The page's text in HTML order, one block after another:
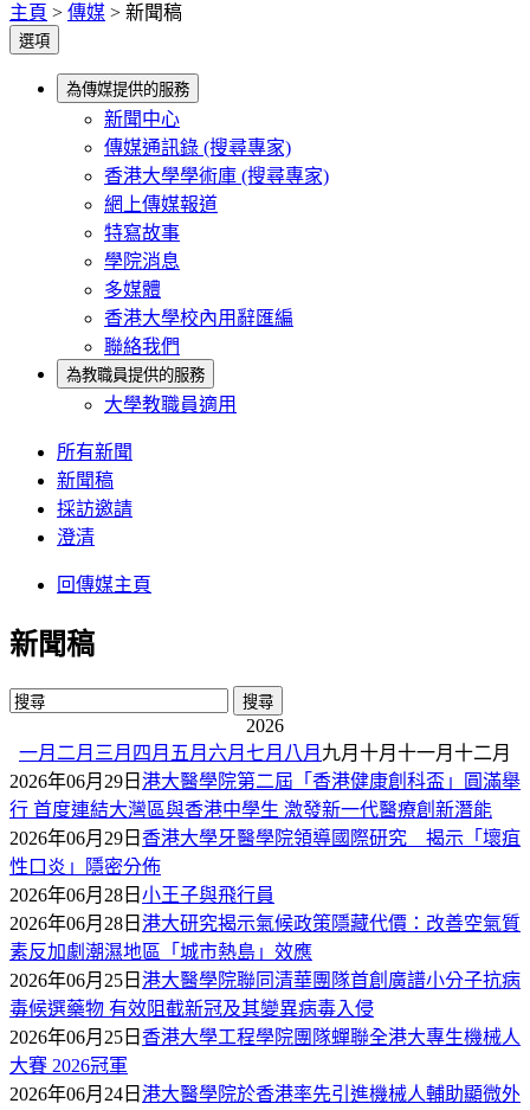
主頁 > 傳媒 > 新聞稿
選項
為傳媒提供的服務
新聞中心
傳媒通訊錄 (搜尋專家)
香港大學學術庫 (搜尋專家)
網上傳媒報道
特寫故事
學院消息
多媒體
香港大學校內用辭匯編
聯絡我們
為教職員提供的服務
大學教職員適用
所有新聞
新聞稿
採訪邀請
澄清
回傳媒主頁
新聞稿
2026
一月 二月 三月 四月 五月 六月 七月 八月 九月 十月 十一月 十二月
2026年06月29日 港大醫學院第二屆「香港健康創科盃」圓滿舉
行 首度連結大灣區與香港中學生 激發新一代醫療創新潛能
2026年06月29日 香港大學牙醫學院領導國際研究 揭示「壞疽
性口炎」隱密分佈
2026年06月28日 小王子與飛行員
2026年06月28日 港大研究揭示氣候政策隱藏代價：改善空氣質
素反加劇潮濕地區「城市熱島」效應
2026年06月25日 港大醫學院聯同清華團隊首創廣譜小分子抗病
毒候選藥物 有效阻截新冠及其變異病毒入侵
2026年06月25日 香港大學工程學院團隊蟬聯全港大專生機械人
大賽 2026冠軍
2026年06月24日 港大醫學院於香港率先引進機械人輔助顯微外